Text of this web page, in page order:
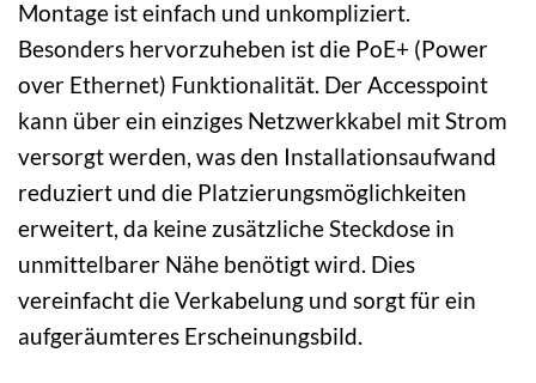
Montage ist einfach und unkompliziert.
Besonders hervorzuheben ist die PoE+ (Power
over Ethernet) Funktionalität. Der Accesspoint
kann über ein einziges Netzwerkkabel mit Strom
versorgt werden, was den Installationsaufwand
reduziert und die Platzierungsmöglichkeiten
erweitert, da keine zusätzliche Steckdose in
unmittelbarer Nähe benötigt wird. Dies
vereinfacht die Verkabelung und sorgt für ein
aufgeräumteres Erscheinungsbild.